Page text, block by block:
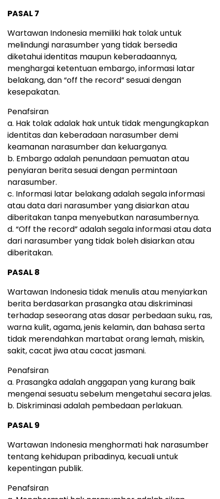
PASAL 7
Wartawan Indonesia memiliki hak tolak untuk
melindungi narasumber yang tidak bersedia
diketahui identitas maupun keberadaannya,
menghargai ketentuan embargo, informasi latar
belakang, dan “off the record” sesuai dengan
kesepakatan.
Penafsiran
a. Hak tolak adalak hak untuk tidak mengungkapkan
identitas dan keberadaan narasumber demi
keamanan narasumber dan keluarganya.
b. Embargo adalah penundaan pemuatan atau
penyiaran berita sesuai dengan permintaan
narasumber.
c. Informasi latar belakang adalah segala informasi
atau data dari narasumber yang disiarkan atau
diberitakan tanpa menyebutkan narasumbernya.
d. “Off the record” adalah segala informasi atau data
dari narasumber yang tidak boleh disiarkan atau
diberitakan.
PASAL 8
Wartawan Indonesia tidak menulis atau menyiarkan
berita berdasarkan prasangka atau diskriminasi
terhadap seseorang atas dasar perbedaan suku, ras,
warna kulit, agama, jenis kelamin, dan bahasa serta
tidak merendahkan martabat orang lemah, miskin,
sakit, cacat jiwa atau cacat jasmani.
Penafsiran
a. Prasangka adalah anggapan yang kurang baik
mengenai sesuatu sebelum mengetahui secara jelas.
b. Diskriminasi adalah pembedaan perlakuan.
PASAL 9
Wartawan Indonesia menghormati hak narasumber
tentang kehidupan pribadinya, kecuali untuk
kepentingan publik.
Penafsiran